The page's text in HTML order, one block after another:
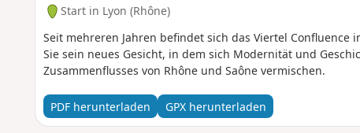
Start in Lyon (Rhône)
Seit mehreren Jahren befindet sich das Viertel Confluence
Sie sein neues Gesicht, in dem sich Modernität und
Zusammenflusses von Rhône und Saône vermischen.
PDF herunterladen GPX herunterladen